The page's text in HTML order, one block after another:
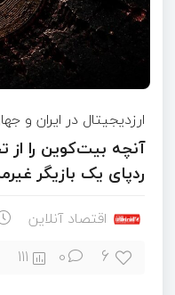
ارزدیجیتال در ایران و
آنچه بیت‌کوین را
ردپای یک بازیگر
اقتصاد آنلاین
6
0
111